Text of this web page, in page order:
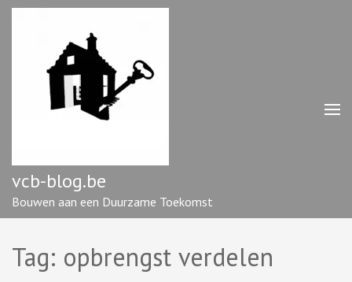
Ga
vcb-blog.be
Bouwen aan een Duurzame Toekomst
Tag: opbrengst verdelen